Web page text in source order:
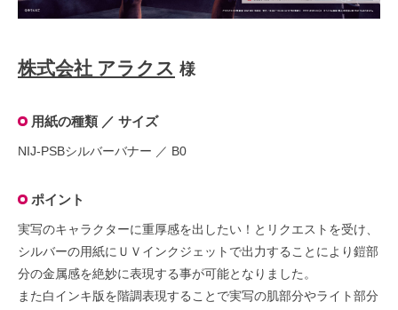
株式会社 アラクス 様
用紙の種類 ／ サイズ
NIJ-PSBシルバーバナー ／ B0
ポイント
実写のキャラクターに重厚感を出したい！とリクエストを受け、
シルバーの用紙にＵＶインクジェットで出力することにより鎧部
分の金属感を絶妙に表現する事が可能となりました。
また白インキ版を階調表現することで実写の肌部分やライト部分